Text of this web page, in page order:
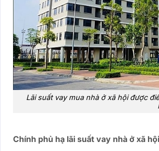
Lãi suất vay mua nhà ở xã hội được
Chính phủ hạ lãi suất vay nhà ở xã